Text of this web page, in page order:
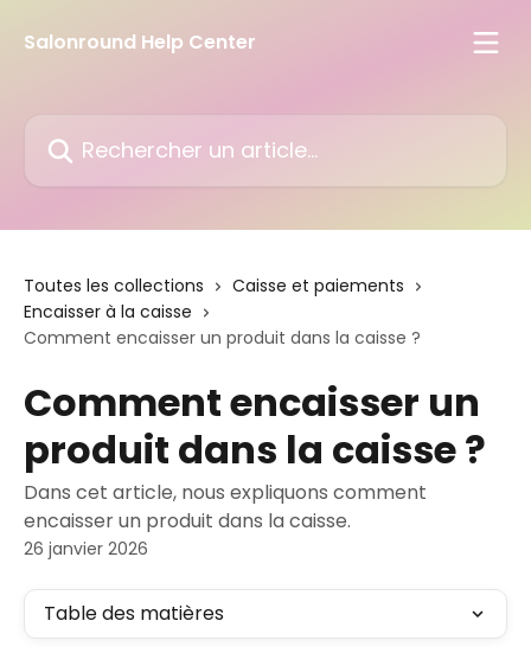
Salonround Help Center
Toutes les collections
Caisse et paiements
Encaisser à la caisse
Comment encaisser un produit dans la caisse ?
Comment encaisser un
produit dans la caisse ?
Dans cet article, nous expliquons comment
encaisser un produit dans la caisse.
26 janvier 2026
Table des matières